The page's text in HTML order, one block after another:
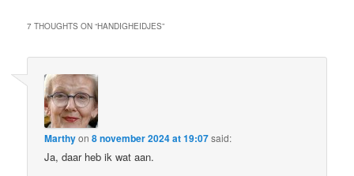
7 THOUGHTS ON “HANDIGHEIDJES”
Marthyon8 november 2024 at 19:07said:
Ja, daar heb ik wat aan.